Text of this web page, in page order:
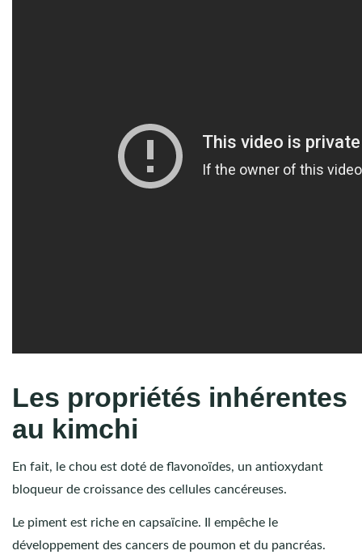
Les propriétés inhérentes
au kimchi
En fait, le chou est doté de flavonoïdes, un antioxydant
bloqueur de croissance des cellules cancéreuses.
Le piment est riche en capsaïcine. Il empêche le
développement des cancers de poumon et du pancréas.